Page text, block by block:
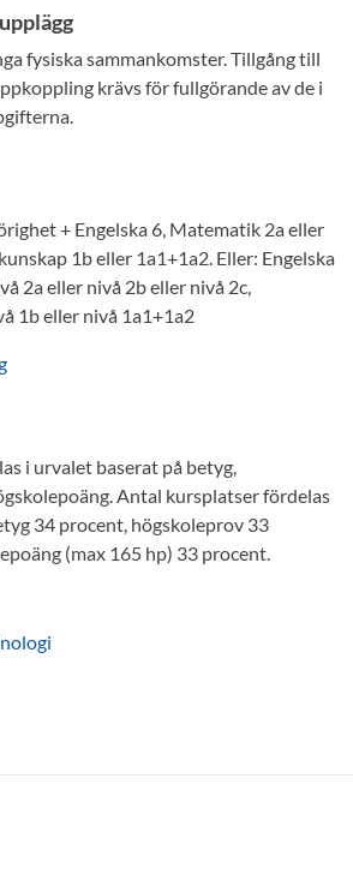
fysiska sammankomster. Tillgång till
krävs för fullgörande av de i
+ Engelska 6, Matematik 2a eller
1b eller 1a1+1a2. Eller: Engelska
2a eller nivå 2b eller nivå 2c,
1b eller nivå 1a1+1a2
i urvalet baserat på betyg,
Antal kursplatser fördelas
34 procent, högskoleprov 33
(max 165 hp) 33 procent.